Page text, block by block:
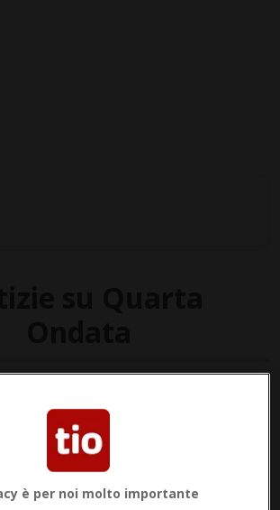
Quarta Ondata.
è per noi molto importante